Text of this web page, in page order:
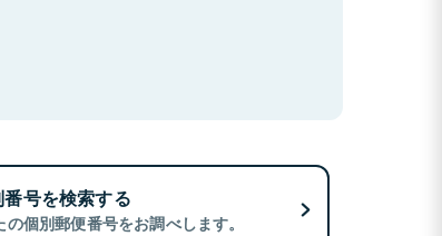
号を検索する
個別郵便番号をお調べします。